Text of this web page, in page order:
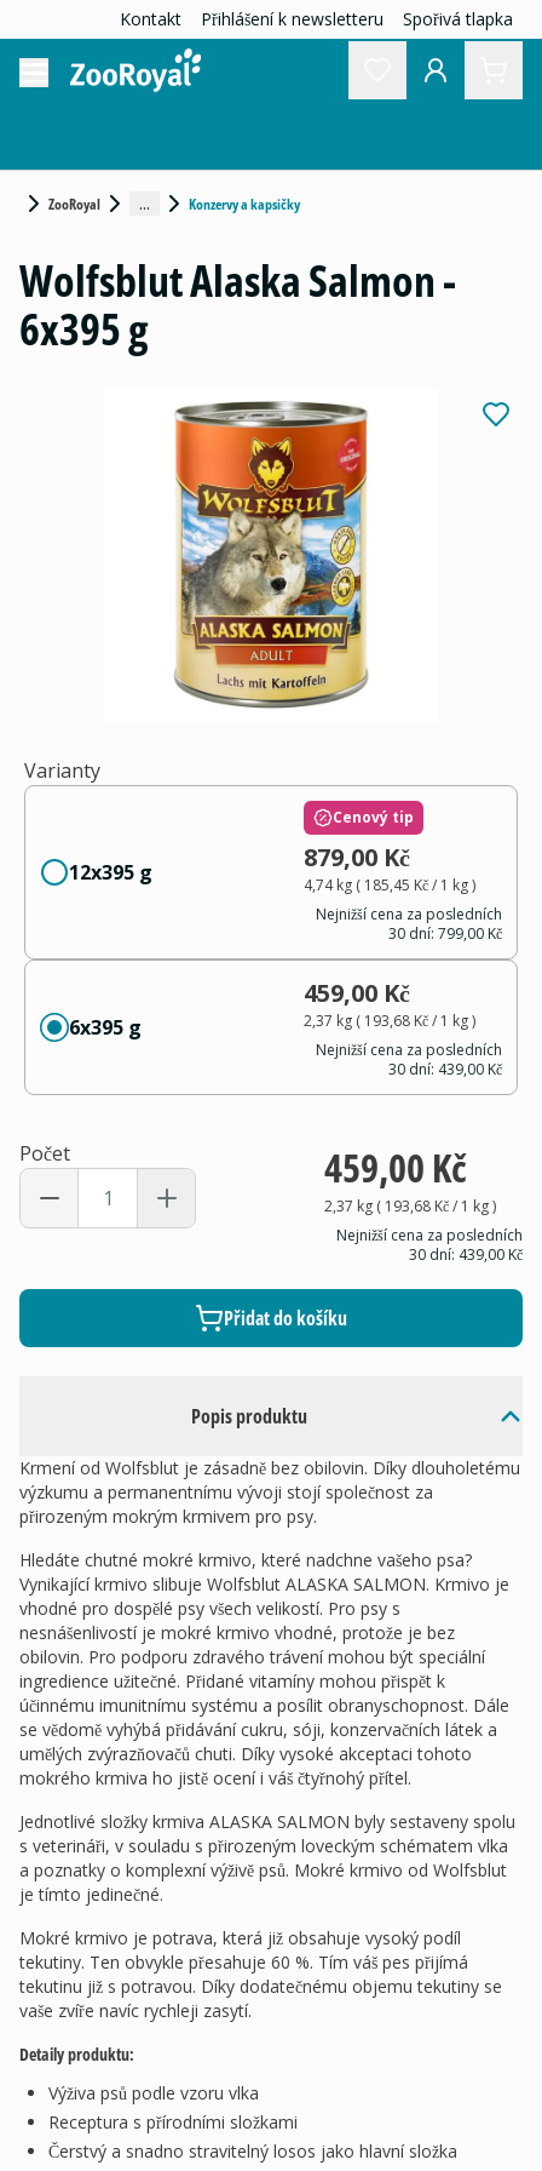
Kontakt Přihlášení k newsletteru Spořivá tlapka
ZooRoyal ... Konzervy a kapsičky
Popis produktu
Krmení od Wolfsblut je zásadně bez obilovin. Díky dlouholetému
výzkumu a permanentnímu vývoji stojí společnost za
přirozeným mokrým krmivem pro psy.
Hledáte chutné mokré krmivo, které nadchne vašeho psa?
Vynikající krmivo slibuje Wolfsblut ALASKA SALMON. Krmivo je
vhodné pro dospělé psy všech velikostí. Pro psy s
nesnášenlivostí je mokré krmivo vhodné, protože je bez
obilovin. Pro podporu zdravého trávení mohou být speciální
ingredience užitečné. Přidané vitamíny mohou přispět k
účinnému imunitnímu systému a posílit obranyschopnost. Dále
se vědomě vyhýbá přidávání cukru, sóji, konzervačních látek a
umělých zvýrazňovačů chuti. Díky vysoké akceptaci tohoto
mokrého krmiva ho jistě ocení i váš čtyřnohý přítel.
Jednotlivé složky krmiva ALASKA SALMON byly sestaveny spolu
s veterináři, v souladu s přirozeným loveckým schématem vlka
a poznatky o komplexní výživě psů. Mokré krmivo od Wolfsblut
je tímto jedinečné.
Mokré krmivo je potrava, která již obsahuje vysoký podíl
tekutiny. Ten obvykle přesahuje 60 %. Tím váš pes přijímá
tekutinu již s potravou. Díky dodatečnému objemu tekutiny se
vaše zvíře navíc rychleji zasytí.
Detaily produktu:
Výživa psů podle vzoru vlka
Receptura s přírodními složkami
Čerstvý a snadno stravitelný losos jako hlavní složka
Wolfsblut Alaska Salmon -
6x395 g
Varianty
12x395 g
Cenový tip
879,00 Kč
4,74 kg( 185,45 Kč/ 1 kg)
Nejnižší cena za posledních
30 dní: 799,00 Kč
6x395 g
459,00 Kč
2,37 kg( 193,68 Kč/ 1 kg)
Nejnižší cena za posledních
30 dní: 439,00 Kč
Počet 459,00 Kč
2,37 kg( 193,68 Kč/ 1 kg)
Nejnižší cena za posledních
30 dní: 439,00 Kč
Přidat do košíku